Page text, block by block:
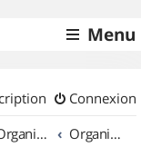
Menu
Connexion
Organisation de sorties & Recherche de partenaires Organisation de sorties en région Auvergne